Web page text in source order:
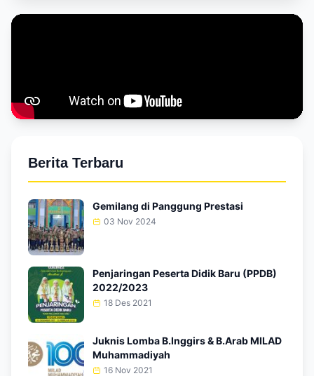
Berita Terbaru
Gemilang di Panggung Prestasi
03 Nov 2024
Penjaringan Peserta Didik Baru (PPDB)
2022/2023
18 Des 2021
Juknis Lomba B.Inggirs & B.Arab MILAD
Muhammadiyah
16 Nov 2021